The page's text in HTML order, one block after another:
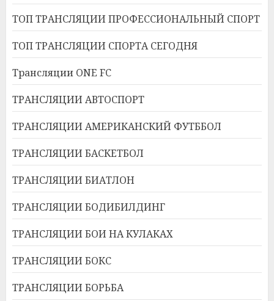
ТОП ТРАНСЛЯЦИИ ПРОФЕССИОНАЛЬНЫЙ СПОРТ
ТОП ТРАНСЛЯЦИИ СПОРТА СЕГОДНЯ
Трансляции ONE FC
ТРАНСЛЯЦИИ АВТОСПОРТ
ТРАНСЛЯЦИИ АМЕРИКАНСКИЙ ФУТББОЛ
ТРАНСЛЯЦИИ БАСКЕТБОЛ
ТРАНСЛЯЦИИ БИАТЛОН
ТРАНСЛЯЦИИ БОДИБИЛДИНГ
ТРАНСЛЯЦИИ БОИ НА КУЛАКАХ
ТРАНСЛЯЦИИ БОКС
ТРАНСЛЯЦИИ БОРЬБА